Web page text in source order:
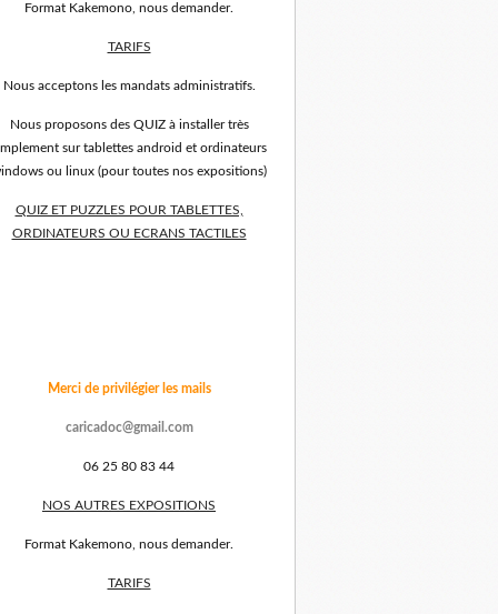
Format Kakemono, nous demander.
TARIFS
Nous acceptons les mandats administratifs.
Nous proposons des QUIZ à installer très
sur tablettes android et ordinateurs
ou linux (pour toutes nos expositions)
QUIZ ET PUZZLES POUR TABLETTES,
ORDINATEURS OU ECRANS TACTILES
Merci de privilégier les mails
caricadoc@gmail.com
06 25 80 83 44
NOS AUTRES EXPOSITIONS
Format Kakemono, nous demander.
TARIFS